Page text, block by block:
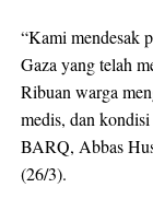
“Kami mendesak
Gaza yang telah
Ribuan warga
medis, dan
BARQ, Abbas
(26/3).